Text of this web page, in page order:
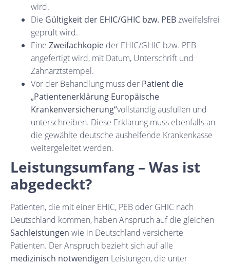
wird.
Die Gültigkeit der EHIC/GHIC bzw. PEBzweifelsfrei
geprüft wird.
Eine Zweifachkopie der EHIC/GHIC bzw. PEB
angefertigt wird, mit Datum, Unterschrift und
Zahnarztstempel.
Vor der Behandlung muss der Patient die
„Patientenerklärung Europäische
Krankenversicherung“vollständig ausfüllen und
unterschreiben. Diese Erklärung muss ebenfalls an
die gewählte deutsche aushelfende Krankenkasse
weitergeleitet werden.
Leistungsumfang – Was ist
abgedeckt?
Patienten, die mit einer EHIC, PEB oder GHIC nach
Deutschland kommen, haben Anspruch auf die gleichen
Sachleistungen wie in Deutschland versicherte
Patienten. Der Anspruch bezieht sich auf alle
medizinisch notwendigen Leistungen, die unter